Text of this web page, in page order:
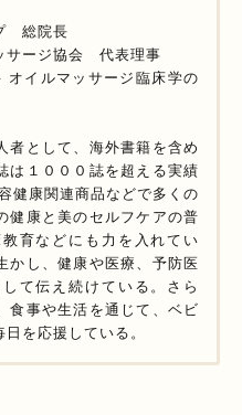
総院長
サージ協会 代表理事
イルマッサージ臨床学の
者として、海外書籍を含め
は１０００誌を超える実績
健康関連商品などで多くの
健康と美のセルフケアの普
育などにも力を入れてい
かし、健康や医療、予防医
て伝え続けている。さら
食事や生活を通じて、ベビ
を応援している。